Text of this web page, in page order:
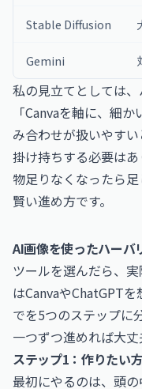
Stable Diffusion
Gemini
私の見立てとしては
「Canvaを軸に、細
み合わせが扱いやす
掛け持ちする必要はあ
物足りなくなったら
賢い進め方です。
AI画像を使ったハーバ
ツールを選んだら、
はCanvaやChatGPT
でを5つのステップに
一つずつ進めれば大丈
ステップ1：作りたい
最初にやるのは、頭